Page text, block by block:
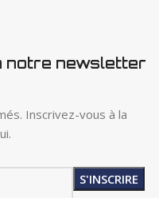
notre newsletter
Inscrivez-vous à la